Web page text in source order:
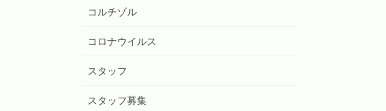
コルチゾル
コロナウイルス
スタッフ
スタッフ募集